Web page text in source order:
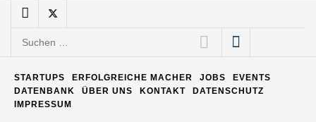
Software – flexibel, offen,
ELOPRINT im Employer
Portrait
Suchen
STARTUPS ERFOLGREICHE MACHER JOBS
EVENTS
DATENBANK
ÜBER UNS KONTAKT
DATENSCHUTZ
IMPRESSUM